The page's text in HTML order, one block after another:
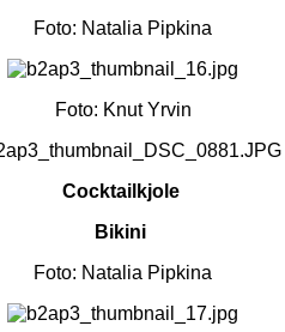
Foto: Natalia Pipkina
Foto: Knut Yrvin
Cocktailkjole
Bikini
Foto: Natalia Pipkina